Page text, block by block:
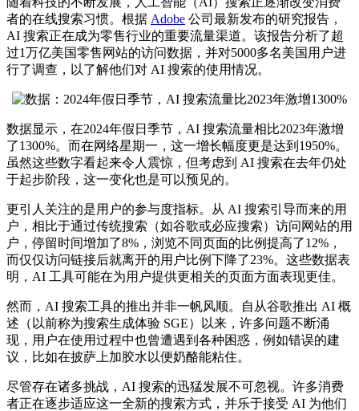
者的在线搜索习惯。根据 Adobe 公司 最新发布的研究报告，
AI 搜索正在成为零售行业的重要流量渠道。该报告分析了超
过1万亿美国零售网站的访问数据，并对5000多名美国用户进
行了调查，以了解他们对 AI 搜索的使用情况。
数据显示，在2024年假日季节，AI 搜索流量相比2023年激增
了1300%。而在网络星期一，这一增长幅度更是达到1950%。
虽然这些数字看起来令人震惊，但考虑到 AI 搜索在去年仍处
于起步阶段，这一变化也是可以预见的。
更引人关注的是用户的参与度指标。从 AI 搜索引导而来的用
户，相比于通过传统搜索（如谷歌或必应搜索）访问网站的用
户，停留时间增加了8%，浏览不同页面的比例提高了12%，
而仅仅访问链接后就离开的用户比例下降了23%。这些数据表
明，AI 工具可能在为用户提供更相关的页面方面表现更佳。
然而，AI 搜索工具的推出并非一帆风顺。自从谷歌推出 AI 概
述（以前称为搜索生成体验 SGE）以来，许多问题不断涌
现，用户在使用过程中也曾遭遇到各种困惑，例如错误的建
议，比如在披萨上加胶水以便奶酪能粘住。
尽管存在诸多挑战，AI 搜索的迅猛发展不可忽视。许多消费
者正在逐步适应这一全新的搜索方式，并乐于接受 AI 为他们